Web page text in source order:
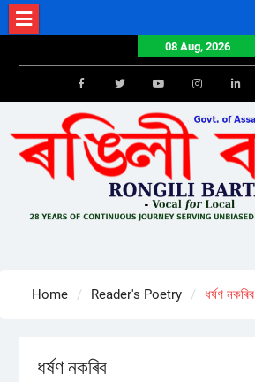
Skip
to
08 Aug, 2026
FacebookTwitterYoutube
Home Reader's Poetry ধৰ্ষণ নকৰিব
ধৰ্ষণ নকৰিব